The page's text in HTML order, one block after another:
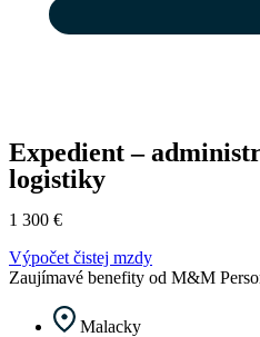
Expedient –
logistiky
1 300 €
Výpočet čistej mzdy
Zaujímavé benefity od M&M
Malacky